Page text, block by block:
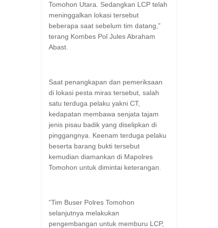
Tomohon Utara. Sedangkan LCP telah
meninggalkan lokasi tersebut
beberapa saat sebelum tim datang,”
terang Kombes Pol Jules Abraham
Abast.
Saat penangkapan dan pemeriksaan
di lokasi pesta miras tersebut, salah
satu terduga pelaku yakni CT,
kedapatan membawa senjata tajam
jenis pisau badik yang diselipkan di
pinggangnya. Keenam terduga pelaku
beserta barang bukti tersebut
kemudian diamankan di Mapolres
Tomohon untuk dimintai keterangan.
“Tim Buser Polres Tomohon
selanjutnya melakukan
pengembangan untuk memburu LCP,